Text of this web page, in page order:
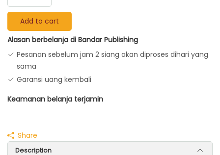
Tehnik
Dasar
Massage
Olahraga
quantity
Add to cart
Alasan berbelanja di Bandar Publishing
Pesanan sebelum jam 2 siang akan diproses dihari yang
sama
Garansi uang kembali
Keamanan belanja terjamin
Share
Description